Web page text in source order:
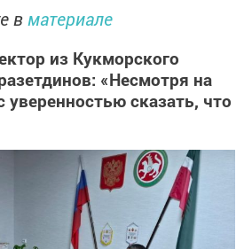
в материале
из Кукморского
«Несмотря на
уверенностью сказать, что